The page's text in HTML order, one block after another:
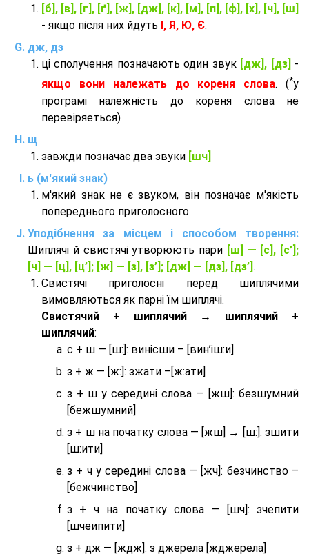
[б], [в], [г], [ґ], [ж], [дж], [к], [м], [п], [ф], [х], [ч], [ш]
- якщо після них йдуть І, Я, Ю, Є.
дж, дз
ці сполучення позначають один звук [дж], [дз] -
якщо вони належать до кореня слова. (*у
програмі належність до кореня слова не
перевіряеться)
щ
завжди позначає два звуки [шч]
ь (м'який знак)
м'який знак не є звуком, він позначає м'якість
попереднього приголосного
Уподібнення за місцем і способом творення:
Шиплячі й свистячі утворюють пари [ш] — [c], [с’];
[ч] — [ц], [ц’]; [ж] — [з], [з’]; [дж] — [дз], [дз’] .
Свистячі приголосні перед шиплячими
вимовляються як парні їм шиплячі.
Cвистячий + шиплячий → шиплячий +
шиплячий:
с + ш — [ш:]: винісши – [вин’іш:и]
з + ж — [ж:]: зжати –[ж:ати]
з + ш у середині слова — [жш]: безшумний
[бежшумний]
з + ш на початку слова — [жш] → [ш:]: зшити
[ш:ити]
з + ч у середині слова — [жч]: безчинство –
[бежчинство]
з + ч на початку слова — [шч]: зчепити
[шчеипити]
з + дж — [ждж]: з джерела [жджерела]